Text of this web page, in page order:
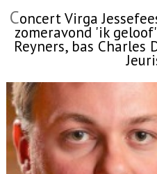
Concert Virga
zomeravond 'ik
Reyners, bas Charles